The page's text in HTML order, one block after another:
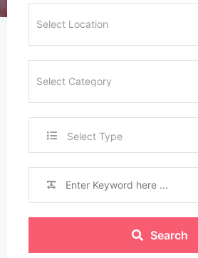
Select Type
Search